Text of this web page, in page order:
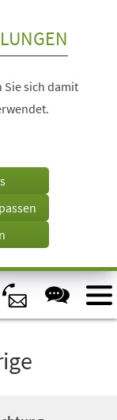
Sie sich damit